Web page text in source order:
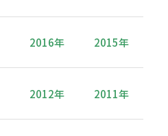
2016年 2015年
2012年 2011年